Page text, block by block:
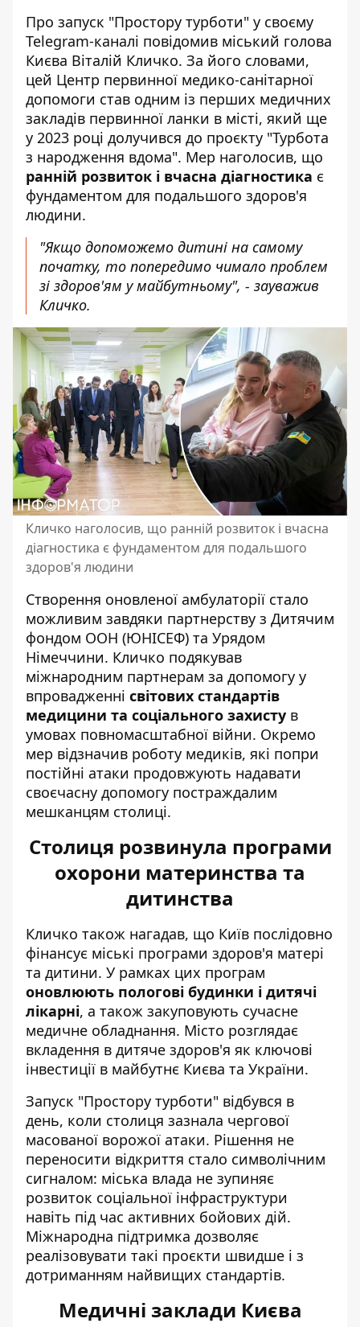
Про запуск "Простору турботи" у своєму
Telegram-каналі повідомив міський голова
Києва Віталій Кличко. За його словами,
цей Центр первинної медико-санітарної
допомоги став одним із перших медичних
закладів первинної ланки в місті, який ще
у 2023 році долучився до проєкту "Турбота
з народження вдома". Мер наголосив, що
ранній розвиток і вчасна діагностика є
фундаментом для подальшого здоров'я
людини.
"Якщо допоможемо дитині на самому
початку, то попередимо чимало проблем
зі здоров'ям у майбутньому", - зауважив
Кличко.
Кличко наголосив, що ранній розвиток і вчасна
діагностика є фундаментом для подальшого
здоров'я людини
Створення оновленої амбулаторії стало
можливим завдяки партнерству з Дитячим
фондом ООН (ЮНІСЕФ) та Урядом
Німеччини. Кличко подякував
міжнародним партнерам за допомогу у
впровадженні світових стандартів
медицини та соціального захисту в
умовах повномасштабної війни. Окремо
мер відзначив роботу медиків, які попри
постійні атаки продовжують надавати
своєчасну допомогу постраждалим
мешканцям столиці.
Столиця розвинула програми
охорони материнства та
дитинства
Кличко також нагадав, що Київ послідовно
фінансує міські програми здоров'я матері
та дитини. У рамках цих програм
оновлюють пологові будинки і дитячі
лікарні, а також закуповують сучасне
медичне обладнання. Місто розглядає
вкладення в дитяче здоров'я як ключові
інвестиції в майбутнє Києва та України.
Запуск "Простору турботи" відбувся в
день, коли столиця зазнала чергової
масованої ворожої атаки. Рішення не
переносити відкриття стало символічним
сигналом: міська влада не зупиняє
розвиток соціальної інфраструктури
навіть під час активних бойових дій.
Міжнародна підтримка дозволяє
реалізовувати такі проєкти швидше і з
дотриманням найвищих стандартів.
Медичні заклади Києва